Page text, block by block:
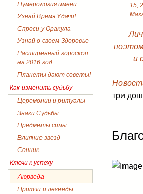
15,
и
три
Нумерология имени
Узнай Время Удачи!
Спроси у Оракула
Узнай о своем Здоровье
Расширенный гороскоп
на 2016 год
Планеты дают советы!
Как изменить судьбу
Церемонии и ритуалы
Знаки Судьбы
Предметы силы
Влияние звезд
Сонник
Ключи к успеху
Аюрведа
Притчи и легенды